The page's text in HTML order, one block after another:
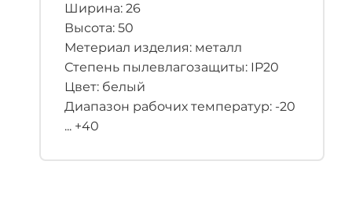
Ширина: 26
Высота: 50
Метериал изделия: металл
Степень пылевлагозащиты: IP20
Цвет: белый
Диапазон рабочих температур: -20
... +40